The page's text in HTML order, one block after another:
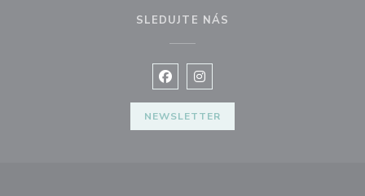
SLEDUJTE NÁS
Facebook ((otevře se v novém
Instagram ((otevře se v
NEWSLETTER